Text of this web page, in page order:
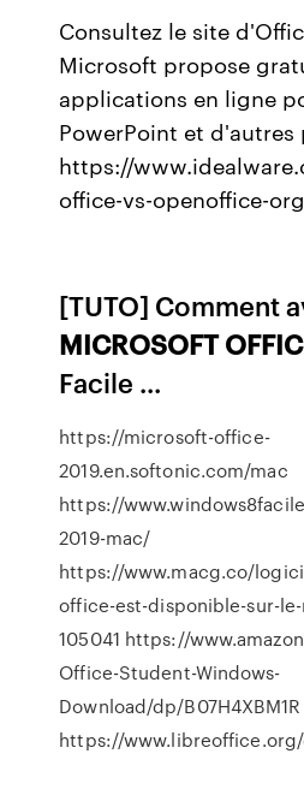
Consultez le site
Microsoft propose
applications en ligne
PowerPoint et d'autres
https://
office-vs-openoffice-
[TUTO] Comment
MICROSOFT
Facile ...
https://microsoft-office-
2019.en.softonic.com/mac
https://
2019-mac/
https://www.macg.co/
office-est-disponible-sur-
105041 https://
Office-Student-Windows-
Download/dp/B07H4XBM1R
https://